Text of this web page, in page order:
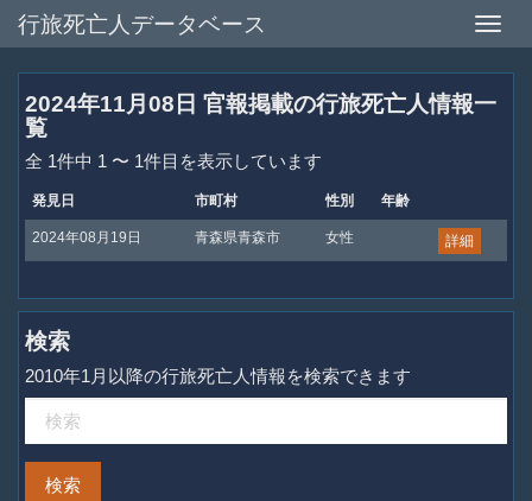
Toggle
行旅死亡人データベース
2024年11月08日 官報掲載の行旅死亡人情報一
覧
全 1件中 1 〜 1件目を表示しています
発見日 市町村 性別 年齢
2024年08月19日 青森県青森市 女性 詳細
検索
2010年1月以降の行旅死亡人情報を検索できます